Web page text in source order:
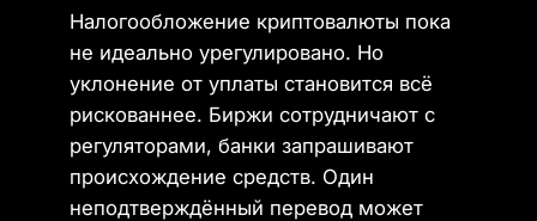
Налогообложение криптовалюты пока
не идеально урегулировано. Но
уклонение от уплаты становится всё
рискованнее. Биржи сотрудничают с
регуляторами, банки запрашивают
происхождение средств. Один
неподтверждённый перевод может